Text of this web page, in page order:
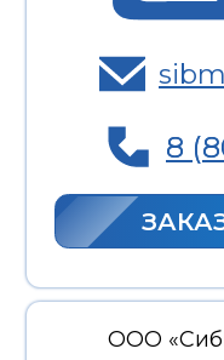
Юридический
ИНН:
ОГРН: